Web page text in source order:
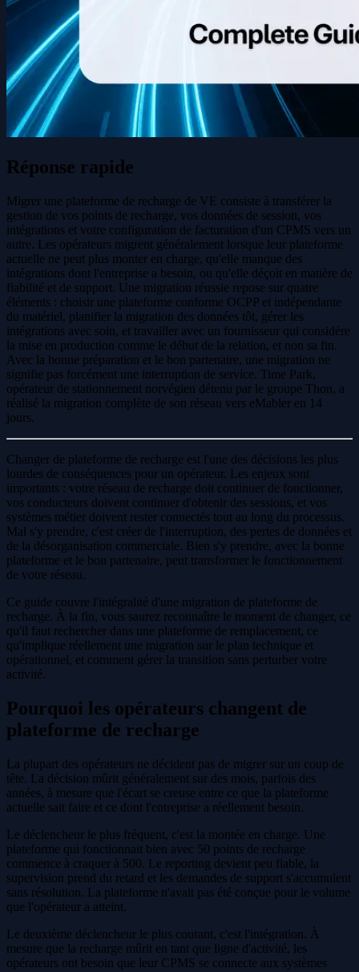
Réponse rapide
Migrer une plateforme de recharge de VE consiste à transférer la
gestion de vos points de recharge, vos données de session, vos
intégrations et votre configuration de facturation d'un CPMS vers un
autre. Les opérateurs migrent généralement lorsque leur plateforme
actuelle ne peut plus monter en charge, qu'elle manque des
intégrations dont l'entreprise a besoin, ou qu'elle déçoit en matière de
fiabilité et de support. Une migration réussie repose sur quatre
éléments : choisir une plateforme conforme OCPP et indépendante
du matériel, planifier la migration des données tôt, gérer les
intégrations avec soin, et travailler avec un fournisseur qui considère
la mise en production comme le début de la relation, et non sa fin.
Avec la bonne préparation et le bon partenaire, une migration ne
signifie pas forcément une interruption de service. Time Park,
opérateur de stationnement norvégien détenu par le groupe Thon, a
réalisé la migration complète de son réseau vers eMabler en 14
jours.
Changer de plateforme de recharge est l'une des décisions les plus
lourdes de conséquences pour un opérateur. Les enjeux sont
importants : votre réseau de recharge doit continuer de fonctionner,
vos conducteurs doivent continuer d'obtenir des sessions, et vos
systèmes métier doivent rester connectés tout au long du processus.
Mal s'y prendre, c'est créer de l'interruption, des pertes de données et
de la désorganisation commerciale. Bien s'y prendre, avec la bonne
plateforme et le bon partenaire, peut transformer le fonctionnement
de votre réseau.
Ce guide couvre l'intégralité d'une migration de plateforme de
recharge. À la fin, vous saurez reconnaître le moment de changer, ce
qu'il faut rechercher dans une plateforme de remplacement, ce
qu'implique réellement une migration sur le plan technique et
opérationnel, et comment gérer la transition sans perturber votre
activité.
Pourquoi les opérateurs changent de
plateforme de recharge
La plupart des opérateurs ne décident pas de migrer sur un coup de
tête. La décision mûrit généralement sur des mois, parfois des
années, à mesure que l'écart se creuse entre ce que la plateforme
actuelle sait faire et ce dont l'entreprise a réellement besoin.
Le déclencheur le plus fréquent, c'est la montée en charge. Une
plateforme qui fonctionnait bien avec 50 points de recharge
commence à craquer à 500. Le reporting devient peu fiable, la
supervision prend du retard et les demandes de support s'accumulent
sans résolution. La plateforme n'avait pas été conçue pour le volume
que l'opérateur a atteint.
Le deuxième déclencheur le plus courant, c'est l'intégration. À
mesure que la recharge mûrit en tant que ligne d'activité, les
opérateurs ont besoin que leur CPMS se connecte aux systèmes